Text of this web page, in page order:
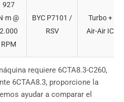
927
@
2.000
RPM
BYC P7101 /
RSV
Turbo +
Air-Air IC
requiere 6CTA8.3-C260,
6CTAA8.3, proporcione la
ayudar a comparar el